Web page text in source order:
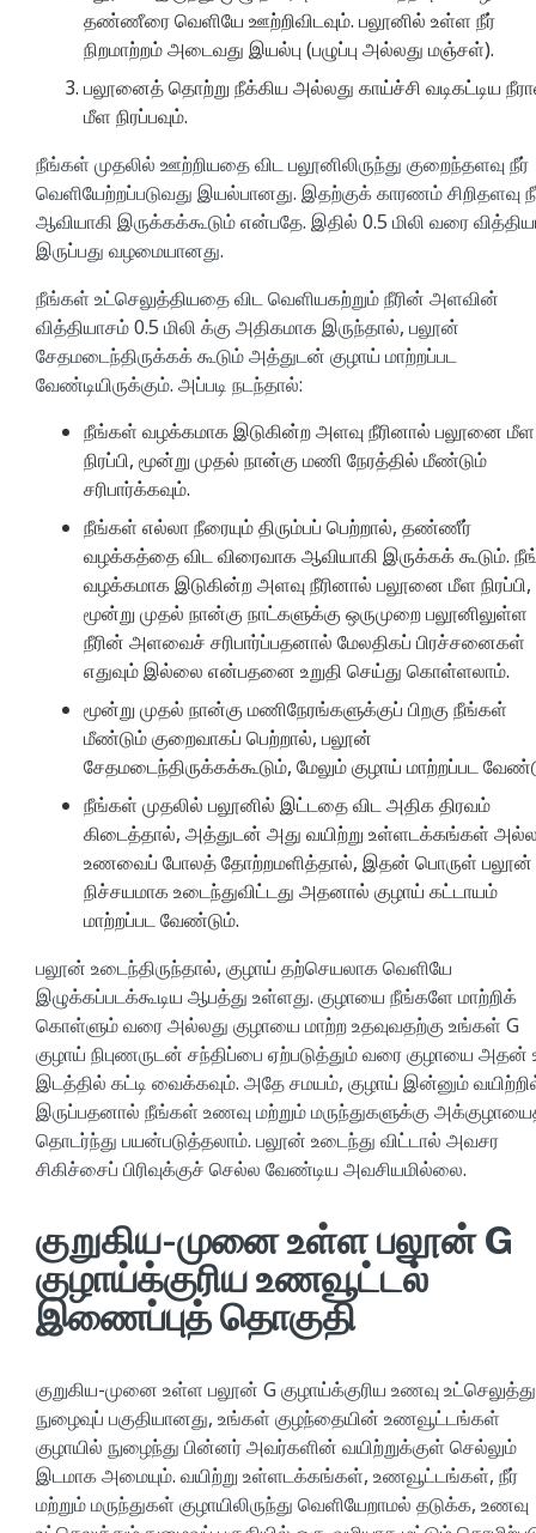
தண்ணீரை வெளியே ஊற்றிவிடவும். பலூனில் உள்ள நீர்
நிறமாற்றம் அடைவது இயல்பு (பழுப்பு அல்லது மஞ்சள்).
பலூனைத் தொற்று நீக்கிய அல்லது காய்ச்சி வடிகட்டிய
மீள நிரப்பவும்.
நீங்கள் முதலில் ஊற்றியதை விட பலூனிலிருந்து குறைந்தளவு நீர்
வெளியேற்றப்படுவது இயல்பானது. இதற்குக் காரணம் சிறிதளவு
ஆவியாகி இருக்கக்கூடும் என்பதே. இதில் 0.5 மிலி வரை
இருப்பது வழமையானது.
நீங்கள் உட்செலுத்தியதை விட வெளியகற்றும் நீரின் அளவின்
வித்தியாசம் 0.5 மிலி க்கு அதிகமாக இருந்தால், பலூன்
சேதமடைந்திருக்கக் கூடும் அத்துடன் குழாய் மாற்றப்பட
வேண்டியிருக்கும். அப்படி நடந்தால்:
நீங்கள் வழக்கமாக இடுகின்ற அளவு நீரினால் பலூனை
நிரப்பி, மூன்று முதல் நான்கு மணி நேரத்தில் மீண்டும்
சரிபார்க்கவும்.
நீங்கள் எல்லா நீரையும் திரும்பப் பெற்றால், தண்ணீர்
வழக்கத்தை விட விரைவாக ஆவியாகி இருக்கக் கூடும்.
வழக்கமாக இடுகின்ற அளவு நீரினால் பலூனை மீள நிரப்பி,
மூன்று முதல் நான்கு நாட்களுக்கு ஒருமுறை பலூனிலுள்ள
நீரின் அளவைச் சரிபார்ப்பதனால் மேலதிகப் பிரச்சனைகள்
எதுவும் இல்லை என்பதனை உறுதி செய்து கொள்ளலாம்.
மூன்று முதல் நான்கு மணிநேரங்களுக்குப் பிறகு நீங்கள்
மீண்டும் குறைவாகப் பெற்றால், பலூன்
சேதமடைந்திருக்கக்கூடும், மேலும் குழாய் மாற்றப்பட
நீங்கள் முதலில் பலூனில் இட்டதை விட அதிக திரவம்
கிடைத்தால், அத்துடன் அது வயிற்று உள்ளடக்கங்கள்
உணவைப் போலத் தோற்றமளித்தால், இதன் பொருள் பலூன்
நிச்சயமாக உடைந்துவிட்டது அதனால் குழாய் கட்டாயம்
மாற்றப்பட வேண்டும்.
பலூன் உடைந்திருந்தால், குழாய் தற்செயலாக வெளியே
இழுக்கப்படக்கூடிய ஆபத்து உள்ளது. குழாயை நீங்களே மாற்றிக்
கொள்ளும் வரை அல்லது குழாயை மாற்ற உதவுவதற்கு உங்கள் G
குழாய் நிபுணருடன் சந்திப்பை ஏற்படுத்தும் வரை குழாயை அதன்
இடத்தில் கட்டி வைக்கவும். அதே சமயம், குழாய் இன்னும்
இருப்பதனால் நீங்கள் உணவு மற்றும் மருந்துகளுக்கு
தொடர்ந்து பயன்படுத்தலாம். பலூன் உடைந்து விட்டால் அவசர
சிகிச்சைப் பிரிவுக்குச் செல்ல வேண்டிய அவசியமில்லை.
குறுகிய-முனை உள்ள பலூன் G
குழாய்க்குரிய உணவூட்டல்
இணைப்புத் தொகுதி
குறுகிய-முனை உள்ள பலூன் G குழாய்க்குரிய உணவு
நுழைவுப் பகுதியானது, உங்கள் குழந்தையின் உணவூட்டங்கள்
குழாயில் நுழைந்து பின்னர் அவர்களின் வயிற்றுக்குள் செல்லும்
இடமாக அமையும். வயிற்று உள்ளடக்கங்கள், உணவூட்டங்கள், நீர்
மற்றும் மருந்துகள் குழாயிலிருந்து வெளியேறாமல் தடுக்க, உணவு